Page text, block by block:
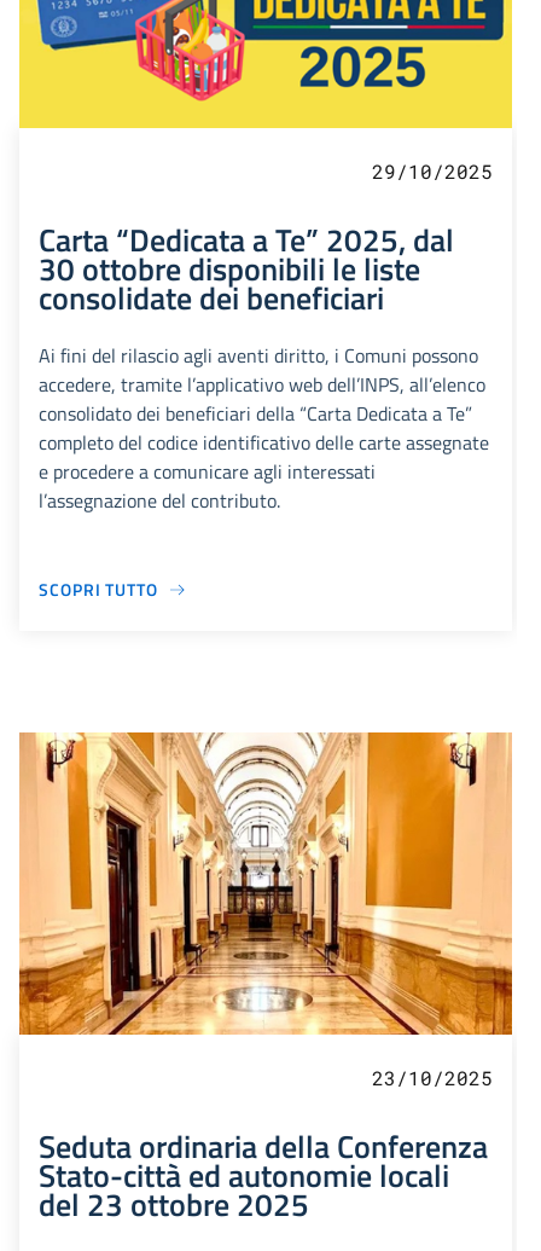
29/10/2025
Carta “Dedicata a Te” 2025, dal
30 ottobre disponibili le liste
consolidate dei beneficiari
Ai fini del rilascio agli aventi diritto, i Comuni possono
accedere, tramite l’applicativo web dell’INPS, all’elenco
consolidato dei beneficiari della “Carta Dedicata a Te”
completo del codice identificativo delle carte assegnate
e procedere a comunicare agli interessati
l’assegnazione del contributo.
SCOPRI TUTTO
23/10/2025
Seduta ordinaria della Conferenza
Stato-città ed autonomie locali
del 23 ottobre 2025